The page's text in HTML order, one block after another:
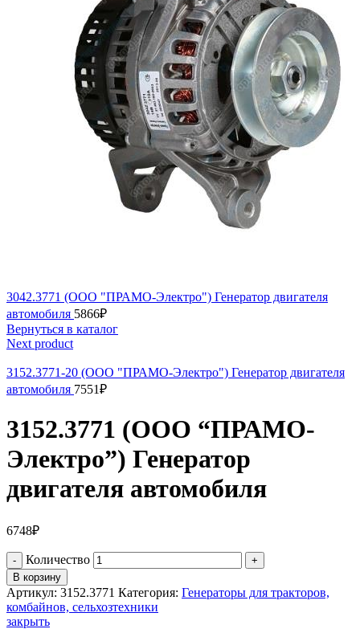
3042.3771 (ООО "ПРАМО-Электро") Генератор двигателя
автомобиля 5866₽
Вернуться в каталог
Next product
3152.3771-20 (ООО "ПРАМО-Электро") Генератор двигателя
автомобиля 7551₽
3152.3771 (ООО “ПРАМО-
Электро”) Генератор
двигателя автомобиля
6748₽
Количество
В корзину
Артикул: 3152.3771 Категория: Генераторы для тракторов,
комбайнов, сельхозтехники
закрыть